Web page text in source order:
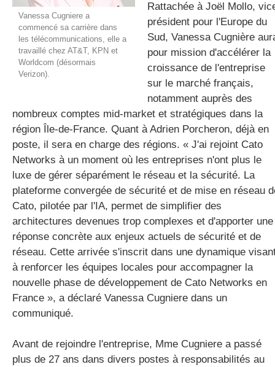
Vanessa Cugniere a
commencé sa carrière dans
les télécommunications, elle a
travaillé chez AT&T, KPN et
Worldcom (désormais
Verizon).
Rattachée à Joël Mollo,
président pour l'Europe du
Sud, Vanessa Cugnière
pour mission d'accélérer la
croissance de l'entreprise
sur le marché français,
notamment auprès des
nombreux comptes mid-market et stratégiques dans la
région Île-de-France. Quant à Adrien Porcheron, déjà en
poste, il sera en charge des régions. « J'ai rejoint Cato
Networks à un moment où les entreprises n'ont plus le
luxe de gérer séparément le réseau et la sécurité. La
plateforme convergée de sécurité et de mise en réseau
Cato, pilotée par l'IA, permet de simplifier des
architectures devenues trop complexes et d'apporter une
réponse concrète aux enjeux actuels de sécurité et de
réseau. Cette arrivée s'inscrit dans une dynamique
à renforcer les équipes locales pour accompagner la
nouvelle phase de développement de Cato Networks en
France », a déclaré Vanessa Cugniere dans un
communiqué.
Avant de rejoindre l'entreprise, Mme Cugniere a passé
plus de 27 ans dans divers postes à responsabilités au